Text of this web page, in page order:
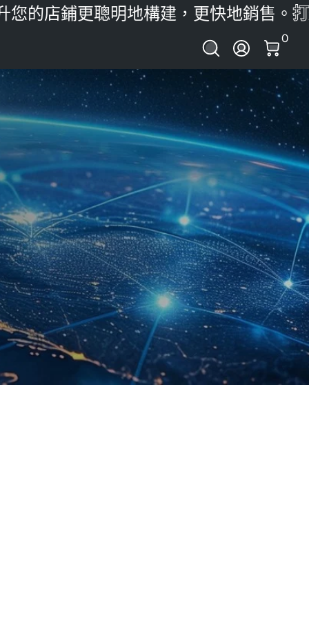
的店鋪更聰明地構建，更快地銷售。打
登錄
0
0 項